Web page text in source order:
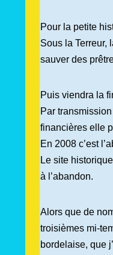
Pour la petite
Sous la Terreur,
sauver des
Puis viendra la
Par
financières elle
En 2008 c’est
Le site
à l’abandon.
Alors que de
troisièmes mi-
bordelaise, que